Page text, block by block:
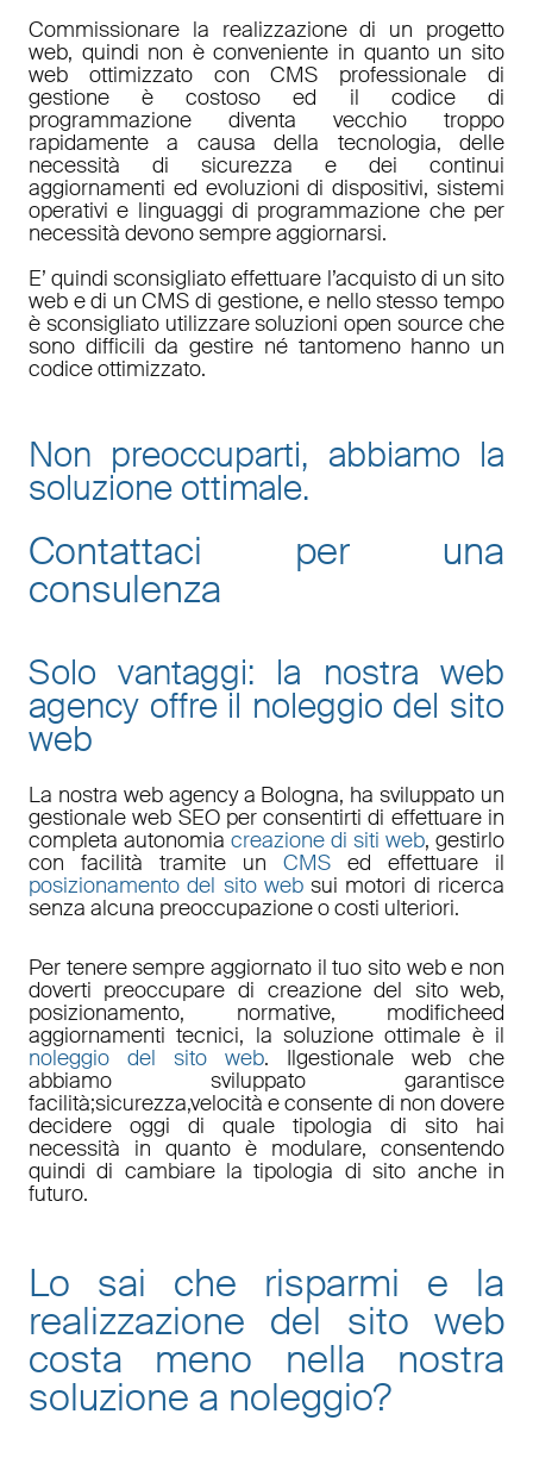
Commissionare la realizzazione di un progetto
web, quindi non è conveniente in quanto un sito
web ottimizzato con CMS professionale di
gestione è costoso ed il codice di
programmazione diventa vecchio troppo
rapidamente a causa della tecnologia, delle
necessità di sicurezza e dei continui
aggiornamenti ed evoluzioni di dispositivi, sistemi
operativi e linguaggi di programmazione che per
necessità devono sempre aggiornarsi.
E’ quindi sconsigliato effettuare l’acquisto di un sito
web e di un CMS di gestione, e nello stesso tempo
è sconsigliato utilizzare soluzioni open source che
sono difficili da gestire né tantomeno hanno un
codice ottimizzato.
Non preoccuparti, abbiamo la
soluzione ottimale.
Contattaci per una
consulenza
Solo vantaggi: la nostra web
agency offre il noleggio del sito
web
La nostra web agency a Bologna, ha sviluppato un
gestionale web SEOper consentirti di effettuare in
completa autonomia creazione di siti web, gestirlo
con facilità tramite un CMS ed effettuare il
posizionamento del sito websui motori di ricerca
senza alcuna preoccupazione o costi ulteriori.
Per tenere sempre aggiornato il tuo sito web e non
doverti preoccupare di creazione del sito web,
posizionamento, normative, modificheed
aggiornamenti tecnici, la soluzione ottimale è il
noleggio del sito web. Ilgestionale webche
abbiamo sviluppato garantisce
facilità;sicurezza,velocità e consente di non dovere
decidere oggi di quale tipologia di sito hai
necessità in quanto è modulare, consentendo
quindi di cambiare la tipologia di sito anche in
futuro.
Lo sai che risparmi e la
realizzazione del sito web
costa meno nella nostra
soluzione a noleggio?